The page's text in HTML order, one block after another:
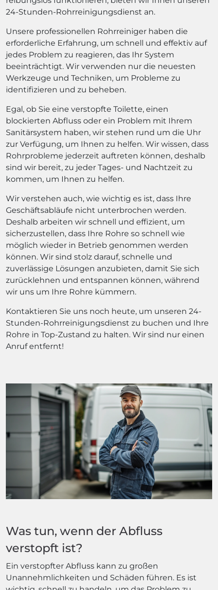
24-Stunden-Rohrreinigungsdienst an.
Unsere professionellen Rohrreiniger haben die
erforderliche Erfahrung, um schnell und effektiv auf
jedes Problem zu reagieren, das Ihr System
beeinträchtigt. Wir verwenden nur die neuesten
Werkzeuge und Techniken, um Probleme zu
identifizieren und zu beheben.
Egal, ob Sie eine verstopfte Toilette, einen
blockierten Abfluss oder ein Problem mit Ihrem
Sanitärsystem haben, wir stehen rund um die Uhr
zur Verfügung, um Ihnen zu helfen. Wir wissen, dass
Rohrprobleme jederzeit auftreten können, deshalb
sind wir bereit, zu jeder Tages- und Nachtzeit zu
kommen, um Ihnen zu helfen.
Wir verstehen auch, wie wichtig es ist, dass Ihre
Geschäftsabläufe nicht unterbrochen werden.
Deshalb arbeiten wir schnell und effizient, um
sicherzustellen, dass Ihre Rohre so schnell wie
möglich wieder in Betrieb genommen werden
können. Wir sind stolz darauf, schnelle und
zuverlässige Lösungen anzubieten, damit Sie sich
zurücklehnen und entspannen können, während
wir uns um Ihre Rohre kümmern.
Kontaktieren Sie uns noch heute, um unseren 24-
Stunden-Rohrreinigungsdienst zu buchen und Ihre
Rohre in Top-Zustand zu halten. Wir sind nur einen
Anruf entfernt!
Was tun, wenn der Abfluss
verstopft ist?
Ein verstopfter Abfluss kann zu großen
Unannehmlichkeiten und Schäden führen. Es ist